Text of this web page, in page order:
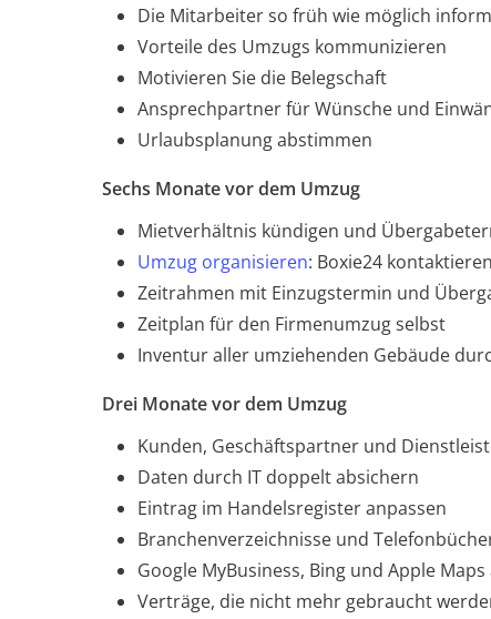
Die Mitarbeiter so früh wie möglich
Vorteile des Umzugs kommunizieren
Motivieren Sie die Belegschaft
Ansprechpartner für Wünsche und
Urlaubsplanung abstimmen
Sechs Monate vor dem Umzug
Mietverhältnis kündigen und
Umzug organisieren: Boxie24 kontaktieren
Zeitrahmen mit Einzugstermin und
Zeitplan für den Firmenumzug selbst
Inventur aller umziehenden Gebäude
Drei Monate vor dem Umzug
Kunden, Geschäftspartner und
Daten durch IT doppelt absichern
Eintrag im Handelsregister anpassen
Branchenverzeichnisse und
Google MyBusiness, Bing und Apple
Verträge, die nicht mehr gebraucht